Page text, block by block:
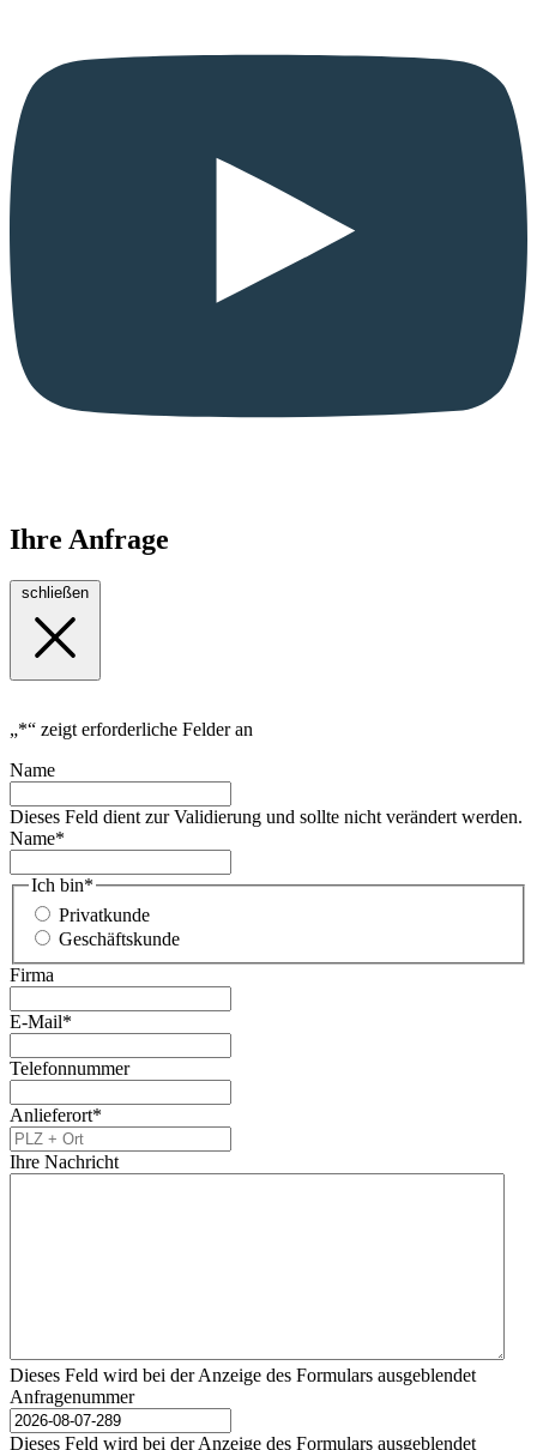
Ihre Anfrage
„*“ zeigt erforderliche Felder an
Name
Dieses Feld dient zur Validierung und sollte nicht verändert werden.
Name*
Ich bin*
Privatkunde
Geschäftskunde
Firma
E-Mail*
Telefonnummer
Anlieferort*
Ihre Nachricht
Dieses Feld wird bei der Anzeige des Formulars ausgeblendet
Anfragenummer
Dieses Feld wird bei der Anzeige des Formulars ausgeblendet